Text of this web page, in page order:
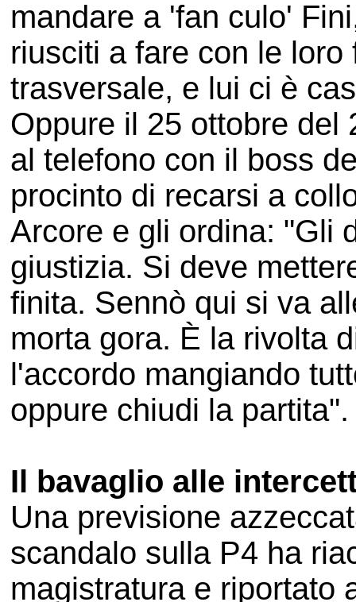
mandare a 'fan culo'
riusciti a fare con le
trasversale, e lui ci è
Oppure il 25 ottobre del
al telefono con il boss
procinto di recarsi a
Arcore e gli ordina: "Gli
giustizia. Si deve
finita. Sennò qui si va
morta gora. È la rivolta
l'accordo mangiando
oppure chiudi la partita".
Il bavaglio alle
Una previsione
scandalo sulla P4 ha
magistratura e riportato